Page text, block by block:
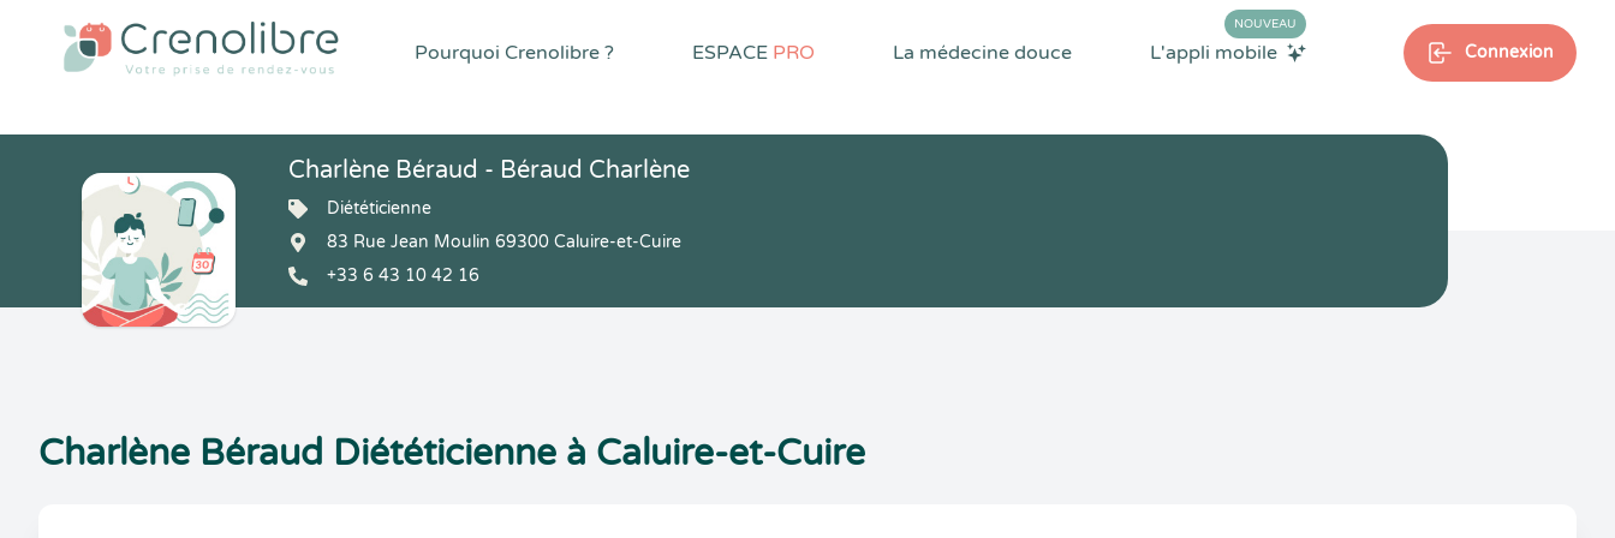
Pourquoi Crenolibre ? ESPACE PRO La médecine douce L'appli mobile
NOUVEAU
Connexion
Charlène Béraud - Béraud Charlène
Diététicienne
83 Rue Jean Moulin 69300 Caluire-et-Cuire
+33 6 43 10 42 16
Charlène Béraud Diététicienne à Caluire-et-Cuire